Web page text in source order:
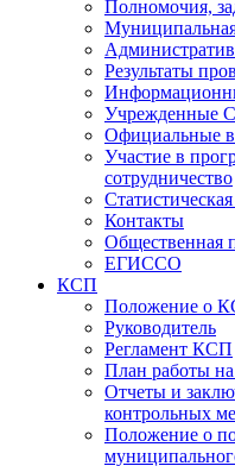
Полномочия,
Результаты
Учрежденные
Официальные
Участие в
сотрудничество
Контакты
Общественная
ЕГИССО
КСП
Положение о
Руководитель
Регламент КСП
План работы
Отчеты и
контрольных
Положение о